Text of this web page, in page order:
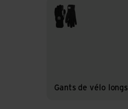
Gants de vélo longs
Gants de vélo longs